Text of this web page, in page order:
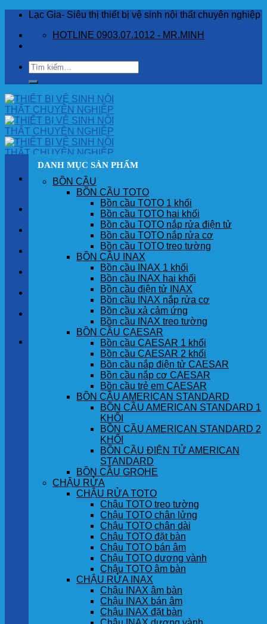
Skip
content
Lạc Gia- Siêu thị thiết bị vệ sinh nội thất chuyên nghiệp
HOTLINE 0903.07.1012 - MR.MINH
Tìm
kiếm:
SẢN PHẨM
GÓC KHÁCH HÀNG
Chưa có sản phẩm trong giỏ hàng.
DANH MỤC SẢN PHẨM
BỒN CẦU
BỒN CẦU TOTO
Bồn cầu TOTO 1 khối
Bồn cầu TOTO hai khối
Bồn cầu TOTO nắp rửa điện tử
Bồn cầu TOTO nắp rửa cơ
Bồn cầu TOTO treo tường
BỒN CẦU INAX
Bồn cầu INAX 1 khối
Bồn cầu INAX hai khối
Bồn cầu điện tử INAX
Bồn cầu INAX nắp rửa cơ
Bồn cầu xả cảm ứng
Bồn cầu INAX treo tường
BỒN CẦU CAESAR
Bồn cầu CAESAR 1 khối
Bồn cầu CAESAR 2 khối
Bồn cầu nắp điện tử CAESAR
Bồn cầu nắp cơ CAESAR
Bồn cầu trẻ em CAESAR
BỒN CẦU AMERICAN STANDARD
BỒN CẦU AMERICAN STANDARD 1
KHỐI
BỒN CẦU AMERICAN STANDARD 2
KHỐI
BỒN CẦU ĐIỆN TỬ AMERICAN
STANDARD
BỒN CẦU GROHE
CHẬU RỬA
CHẬU RỬA TOTO
Chậu TOTO treo tường
Chậu TOTO chân lửng
Chậu TOTO chân dài
Chậu TOTO đặt bàn
Chậu TOTO bán âm
Chậu TOTO dương vành
Chậu TOTO âm bàn
CHẬU RỬA INAX
Chậu INAX âm bàn
Chậu INAX bán âm
Chậu INAX đặt bàn